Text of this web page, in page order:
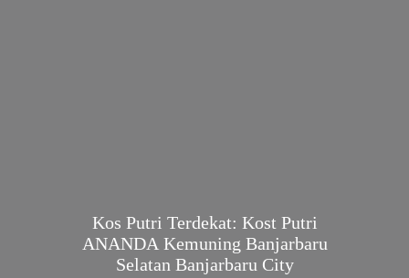
Kos Putri Terdekat: Kost Putri
ANANDA Kemuning Banjarbaru
Selatan Banjarbaru City